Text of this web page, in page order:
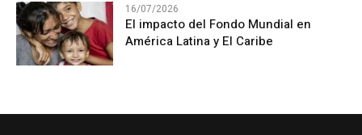
16/07/2026
El impacto del Fondo Mundial en
América Latina y El Caribe